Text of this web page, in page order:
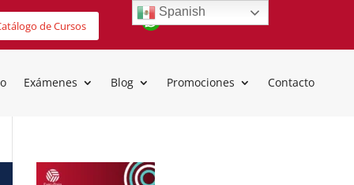
de Cursos
Exámenes Blog Promociones Contacto
Spanish